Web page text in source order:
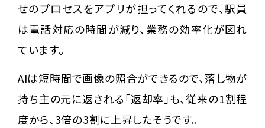
せのプロセスをアプリが担ってくれるので、駅員
は電話対応の時間が減り、業務の効率化が図れ
ています。
AIは短時間で画像の照合ができるので、落し物が
持ち主の元に返される「返却率」も、従来の1割程
度から、3倍の3割に上昇したそうです。